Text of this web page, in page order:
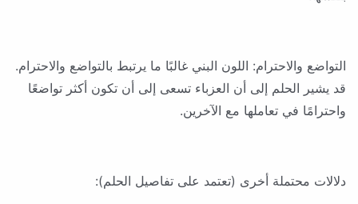
التواضع والاحترام: اللون البني غالبًا ما يرتبط بالتواضع والاحترام.
قد يشير الحلم إلى أن العزباء تسعى إلى أن تكون أكثر تواضعًا
واحترامًا في تعاملها مع الآخرين.
دلالات محتملة أخرى (تعتمد على تفاصيل الحلم):